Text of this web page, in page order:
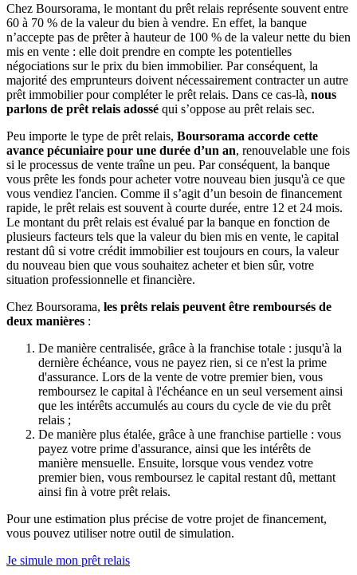
Chez Boursorama, le montant du prêt relais représente souvent entre
60 à 70 % de la valeur du bien à vendre. En effet, la banque
n’accepte pas de prêter à hauteur de 100 % de la valeur nette du bien
mis en vente : elle doit prendre en compte les potentielles
négociations sur le prix du bien immobilier. Par conséquent, la
majorité des emprunteurs doivent nécessairement contracter un autre
prêt immobilier pour compléter le prêt relais. Dans ce cas-là, nous
parlons de prêt relais adossé qui s’oppose au prêt relais sec.
Peu importe le type de prêt relais, Boursorama accorde cette
avance pécuniaire pour une durée d’un an, renouvelable une fois
si le processus de vente traîne un peu. Par conséquent, la banque
vous prête les fonds pour acheter votre nouveau bien jusqu'à ce que
vous vendiez l'ancien. Comme il s’agit d’un besoin de financement
rapide, le prêt relais est souvent à courte durée, entre 12 et 24 mois.
Le montant du prêt relais est évalué par la banque en fonction de
plusieurs facteurs tels que la valeur du bien mis en vente, le capital
restant dû si votre crédit immobilier est toujours en cours, la valeur
du nouveau bien que vous souhaitez acheter et bien sûr, votre
situation professionnelle et financière.
Chez Boursorama, les prêts relais peuvent être remboursés de
deux manières :
De manière centralisée, grâce à la franchise totale : jusqu'à la
dernière échéance, vous ne payez rien, si ce n'est la prime
d'assurance. Lors de la vente de votre premier bien, vous
remboursez le capital à l'échéance en un seul versement ainsi
que les intérêts accumulés au cours du cycle de vie du prêt
relais ;
De manière plus étalée, grâce à une franchise partielle : vous
payez votre prime d'assurance, ainsi que les intérêts de
manière mensuelle. Ensuite, lorsque vous vendez votre
premier bien, vous remboursez le capital restant dû, mettant
ainsi fin à votre prêt relais.
Pour une estimation plus précise de votre projet de financement,
vous pouvez utiliser notre outil de simulation.
Je simule mon prêt relais